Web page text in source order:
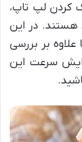
کردن لپ تاپ،
هستند. در این
علاوه بر بررسی
سرعت این